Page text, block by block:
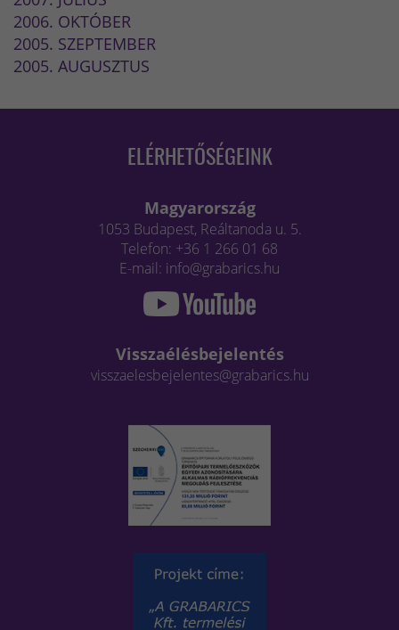
2006. OKTÓBER
2005. SZEPTEMBER
2005. AUGUSZTUS
ELÉRHETŐSÉGEINK
Magyarország
1053 Budapest, Reáltanoda u. 5.
Telefon: +36 1 266 01 68
E-mail: info@grabarics.hu
Visszaélésbejelentés
visszaelesbejelentes@grabarics.hu